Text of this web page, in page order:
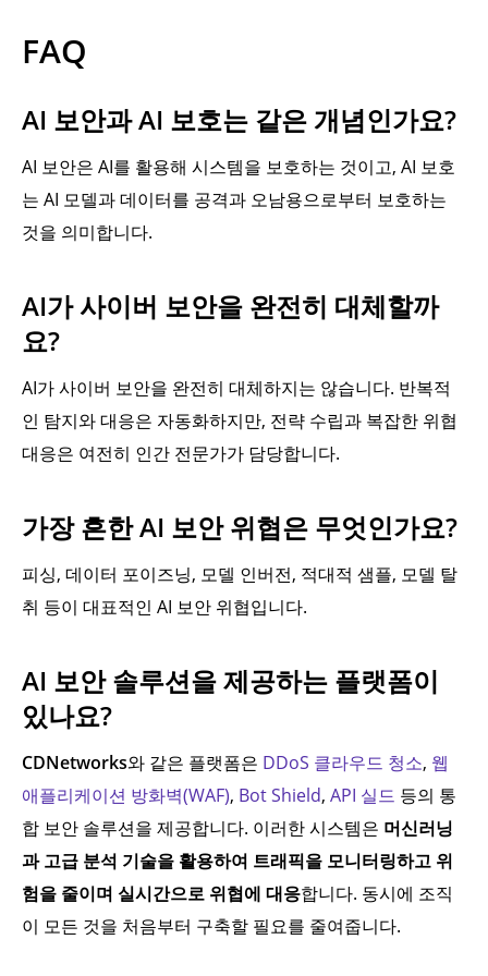
FAQ
AI 보안과 AI 보호는 같은 개념인가요?
AI 보안은 AI를 활용해 시스템을 보호하는 것이고, AI 보호
는 AI 모델과 데이터를 공격과 오남용으로부터 보호하는
것을 의미합니다.
AI가 사이버 보안을 완전히 대체할까
요?
AI가 사이버 보안을 완전히 대체하지는 않습니다. 반복적
인 탐지와 대응은 자동화하지만, 전략 수립과 복잡한 위협
대응은 여전히 인간 전문가가 담당합니다.
가장 흔한 AI 보안 위협은 무엇인가요?
피싱, 데이터 포이즈닝, 모델 인버전, 적대적 샘플, 모델 탈
취 등이 대표적인 AI 보안 위협입니다.
AI 보안 솔루션을 제공하는 플랫폼이
있나요?
CDNetworks와 같은 플랫폼은 DDoS 클라우드 청소, 웹
애플리케이션 방화벽(WAF), Bot Shield, API 실드 등의 통
합 보안 솔루션을 제공합니다. 이러한 시스템은 머신러닝
과 고급 분석 기술을 활용하여 트래픽을 모니터링하고 위
험을 줄이며 실시간으로 위협에 대응합니다. 동시에 조직
이 모든 것을 처음부터 구축할 필요를 줄여줍니다.